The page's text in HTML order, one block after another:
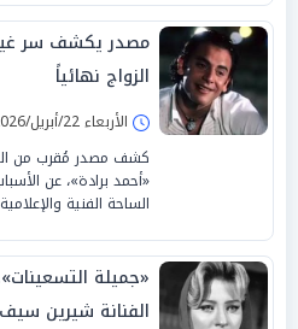
مصدر يكشف سر
الزواج نهائياً
الأربعاء 22/أبريل/2026 - 01:33 م
كشف مصدر مُقرب من
«أحمد برادة»، عن
الساحة الفنية
«جميلة
الفنانة شيرين